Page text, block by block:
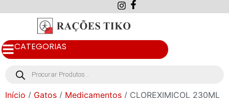
CATEGORIAS
Início / Gatos / Medicamentos / CLOREXIMICOL 230ML